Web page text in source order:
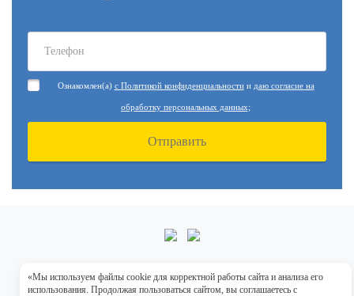
Ознакомлен(а) с Политикой конфиденциальностии даю согласие на
обработку персональных данных;
Отправить
+7 925 359-11-55
«Мы используем файлы cookie для корректной работы сайта и анализа его
использования. Продолжая пользоваться сайтом, вы соглашаетесь с